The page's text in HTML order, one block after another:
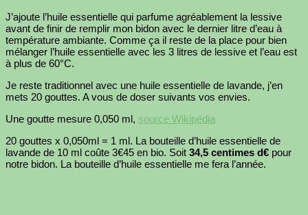
J’ajoute l’huile essentielle qui parfume agréablement la lessive
avant de finir de remplir mon bidon avec le dernier litre d’eau à
température ambiante. Comme ça il reste de la place pour bien
mélanger l’huile essentielle avec les 3 litres de lessive et l’eau est
à plus de 60°C.
Je reste traditionnel avec une huile essentielle de lavande, j’en
mets 20 gouttes. A vous de doser suivants vos envies.
Une goutte mesure 0,050 ml, source Wikipédia
20 gouttes x 0,050ml = 1 ml. La bouteille d’huile essentielle de
lavande de 10 ml coûte 3€45 en bio. Soit 34,5 centimes d€ pour
notre bidon. La bouteille d’huile essentielle me fera l’année.